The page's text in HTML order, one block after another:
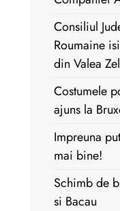
Consiliul
Roumaine
din Valea
Costumele
ajuns la
Impreuna
mai bine!
Schimb de
si Bacau